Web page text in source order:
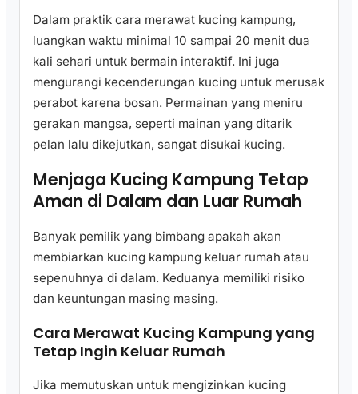
Dalam praktik cara merawat kucing kampung,
luangkan waktu minimal 10 sampai 20 menit dua
kali sehari untuk bermain interaktif. Ini juga
mengurangi kecenderungan kucing untuk merusak
perabot karena bosan. Permainan yang meniru
gerakan mangsa, seperti mainan yang ditarik
pelan lalu dikejutkan, sangat disukai kucing.
Menjaga Kucing Kampung Tetap
Aman di Dalam dan Luar Rumah
Banyak pemilik yang bimbang apakah akan
membiarkan kucing kampung keluar rumah atau
sepenuhnya di dalam. Keduanya memiliki risiko
dan keuntungan masing masing.
Cara Merawat Kucing Kampung yang
Tetap Ingin Keluar Rumah
Jika memutuskan untuk mengizinkan kucing